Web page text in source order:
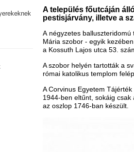
A település főutcáján
pestisjárvány, illetve a
A négyzetes
Mária szobor - egyik
a Kossuth Lajos utca 53.
A szobor helyén tartották a
római katolikus templom
A Corvinus Egyetem
1944-ben eltűnt, sokáig
az oszlop 1746-ban készült.